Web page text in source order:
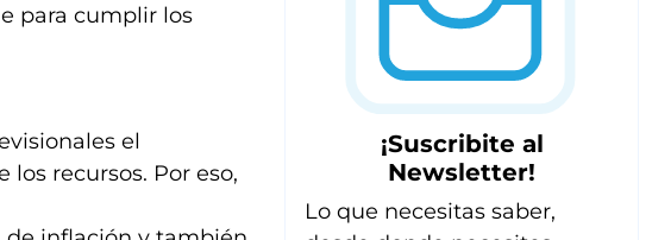
para cumplir los
el
recursos. Por eso,
¡Suscribite al
Newsletter!
Lo que necesitas saber,